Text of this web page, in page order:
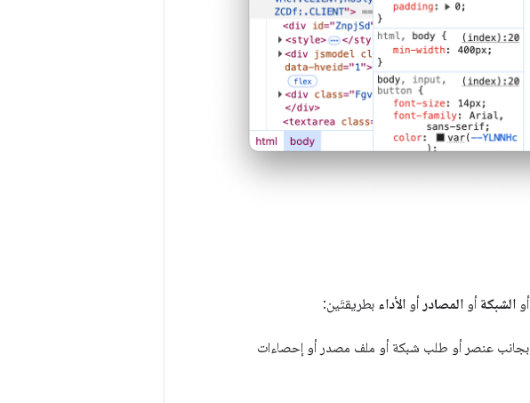
أو الشبكة أو المصادر أو الأداء بطريقتَين:
بجانب عنصر أو طلب شبكة أو ملف مصدر أو إحصاءات